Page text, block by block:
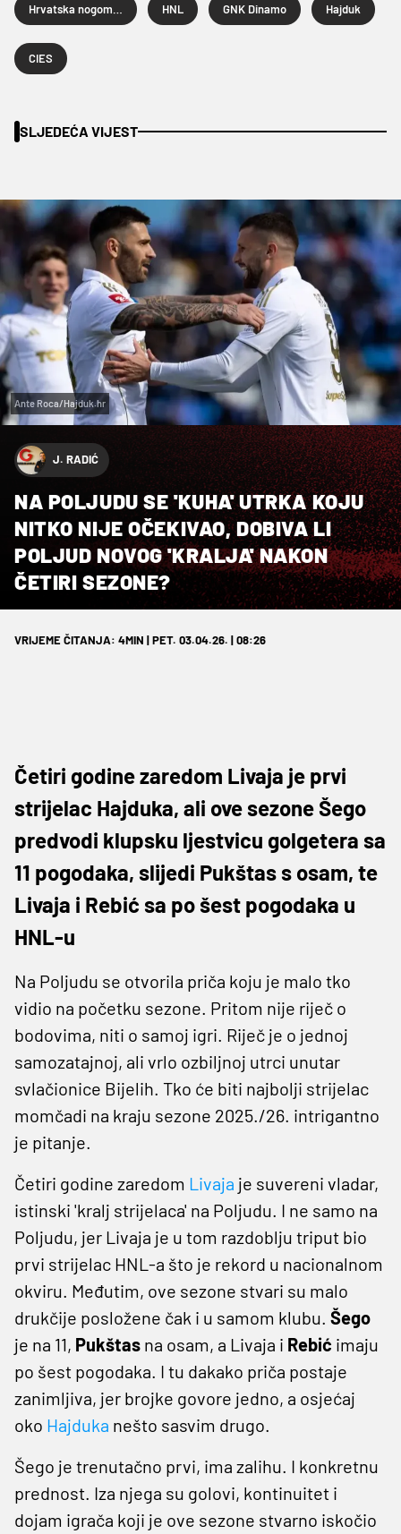
HNL GNK Dinamo Hajduk
CIES
SLJEDEĆA VIJEST
Ante Roca/Hajduk.hr
J. RADIĆ
NA POLJUDU SE 'KUHA' UTRKA KOJU
NITKO NIJE OČEKIVAO, DOBIVA LI
POLJUD NOVOG 'KRALJA' NAKON
ČETIRI SEZONE?
VRIJEME ČITANJA: 4MIN | PET. 03.04.26. | 08:26
Četiri godine zaredom Livaja je prvi
strijelac Hajduka, ali ove sezone Šego
predvodi klupsku ljestvicu golgetera sa
11 pogodaka, slijedi Pukštas s osam, te
Livaja i Rebić sa po šest pogodaka u
HNL-u
Na Poljudu se otvorila priča koju je malo tko
vidio na početku sezone. Pritom nije riječ o
bodovima, niti o samoj igri. Riječ je o jednoj
samozatajnoj, ali vrlo ozbiljnoj utrci unutar
svlačionice Bijelih. Tko će biti najbolji strijelac
momčadi na kraju sezone 2025./26. intrigantno
je pitanje.
Četiri godine zaredom Livaja je suvereni vladar,
istinski 'kralj strijelaca' na Poljudu. I ne samo na
Poljudu, jer Livaja je u tom razdoblju triput bio
prvi strijelac HNL-a što je rekord u nacionalnom
okviru. Međutim, ove sezone stvari su malo
drukčije posložene čak i u samom klubu. Šego
je na 11, Pukštas na osam, a Livaja i Rebić imaju
po šest pogodaka. I tu dakako priča postaje
zanimljiva, jer brojke govore jedno, a osjećaj
oko Hajduka nešto sasvim drugo.
Šego je trenutačno prvi, ima zalihu. I konkretnu
prednost. Iza njega su golovi, kontinuitet i
dojam igrača koji je ove sezone stvarno iskočio